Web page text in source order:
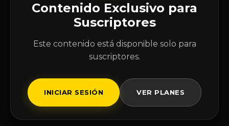
Contenido Exclusivo para
Suscriptores
Este contenido está disponible solo para
suscriptores.
INICIAR SESIÓN VER PLANES